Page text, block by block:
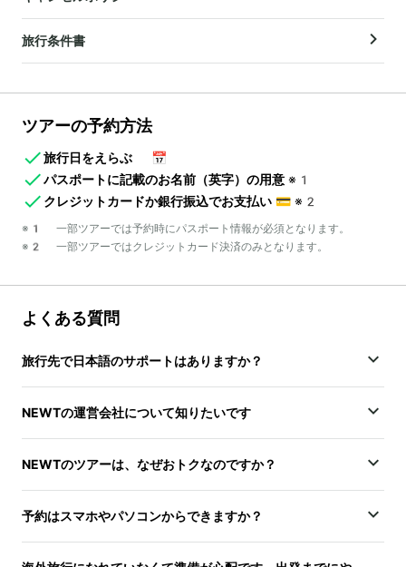
旅行条件書
ツアーの予約方法
旅行日をえらぶ
📅
パスポートに記載のお名前（英字）の用意 ※1
クレジットカードか銀行振込でお支払い 💳 ※2
※1 一部ツアーでは予約時にパスポート情報が必須となります。
※2 一部ツアーではクレジットカード決済のみとなります。
よくある質問
旅行先で日本語のサポートはありますか？
NEWTの運営会社について知りたいです
NEWTのツアーは、なぜおトクなのですか？
予約はスマホやパソコンからできますか？